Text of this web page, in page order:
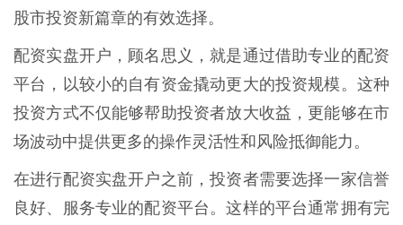
股市投资新篇章的有效选择。
配资实盘开户，顾名思义，就是通过借助专业的配资
平台，以较小的自有资金撬动更大的投资规模。这种
投资方式不仅能够帮助投资者放大收益，更能够在市
场波动中提供更多的操作灵活性和风险抵御能力。
在进行配资实盘开户之前，投资者需要选择一家信誉
良好、服务专业的配资平台。这样的平台通常拥有完